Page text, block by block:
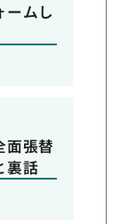
ームし
面張替
裏話